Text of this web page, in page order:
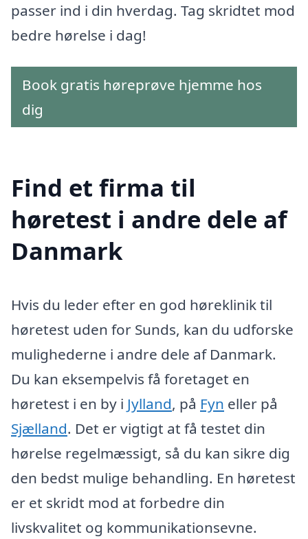
passer ind i din hverdag. Tag skridtet mod
bedre hørelse i dag!
Book gratis høreprøve hjemme hos
dig
Find et firma til
høretest i andre dele af
Danmark
Hvis du leder efter en god høreklinik til
høretest uden for Sunds, kan du udforske
mulighederne i andre dele af Danmark.
Du kan eksempelvis få foretaget en
høretest i en by i Jylland, på Fyn eller på
Sjælland. Det er vigtigt at få testet din
hørelse regelmæssigt, så du kan sikre dig
den bedst mulige behandling. En høretest
er et skridt mod at forbedre din
livskvalitet og kommunikationsevne.